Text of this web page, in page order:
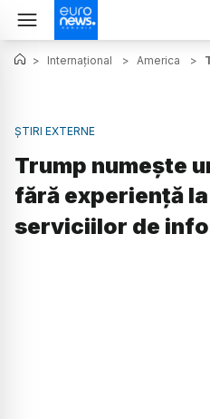
> Internațional > America >
ȘTIRI EXTERNE
Trump numește
fără experiență
serviciilor de